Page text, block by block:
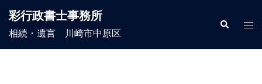
ン
彩行政書士事務所
相続・遺言 川崎市中原区
検
索
ト